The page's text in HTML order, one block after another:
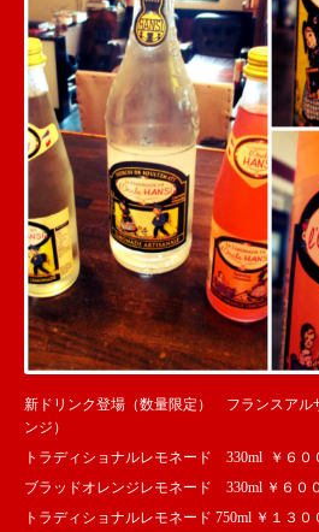
新ドリンク登場（数量限定） フランスア
ンジ）
トラディショナルレモネード 330ml ￥６０
ブラッドオレンジレモネード 330ml ￥６００
トラディショナルレモネード 750ml ￥１３０